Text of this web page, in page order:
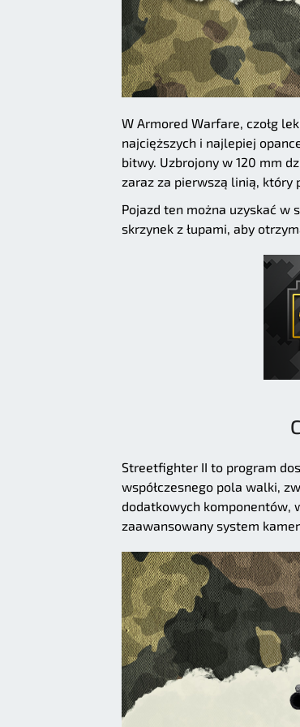
W Armored Warfare, czołg
najcięższych i najlepiej
bitwy. Uzbrojony w 120 mm
zaraz za pierwszą linią, który
Pojazd ten można uzyskać w
skrzynek z łupami, aby
Streetfighter II to program
współczesnego pola walki,
dodatkowych komponentów,
zaawansowany system